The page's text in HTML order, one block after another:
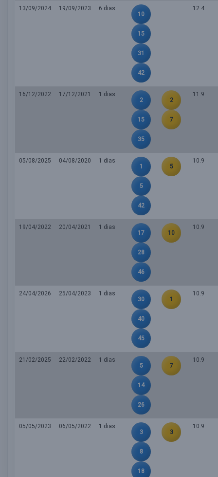
13/09/2024 19/09/2023
6 dias
10
15
31
42
12.4
16/12/2022 17/12/2021
1 dias
2
15
35
2
7
11.9
05/08/2025 04/08/2020
1 dias
1
5
42
5
10.9
19/04/2022 20/04/2021
1 dias
17
28
46
10
10.9
24/04/2026 25/04/2023
1 dias
30
40
45
1
10.9
21/02/2025 22/02/2022
1 dias
5
14
26
7
10.9
05/05/2023 06/05/2022
1 dias
3
8
18
3
10.9